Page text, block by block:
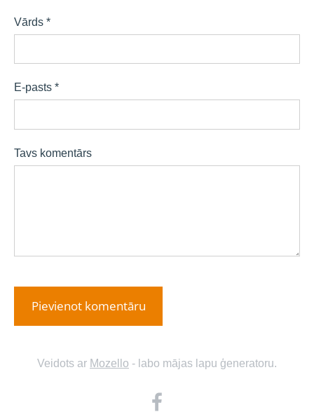
Vārds *
E-pasts *
Tavs komentārs
Veidots ar Mozello - labo mājas lapu ģeneratoru.